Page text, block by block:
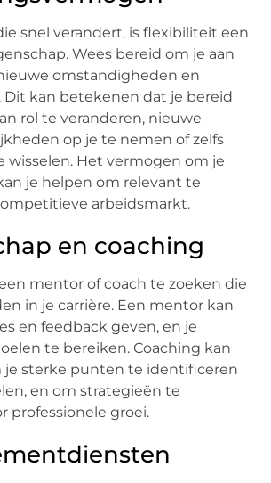
snel verandert, is flexibiliteit een
Wees bereid om je aan
omstandigheden en
kan betekenen dat je bereid
rol te veranderen, nieuwe
op je te nemen of zelfs
wisselen. Het vermogen om je
je helpen om relevant te
arbeidsmarkt.
en coaching
mentor of coach te zoeken die
in je carrière. Een mentor kan
en feedback geven, en je
te bereiken. Coaching kan
je sterke punten te identificeren
en om strategieën te
professionele groei.